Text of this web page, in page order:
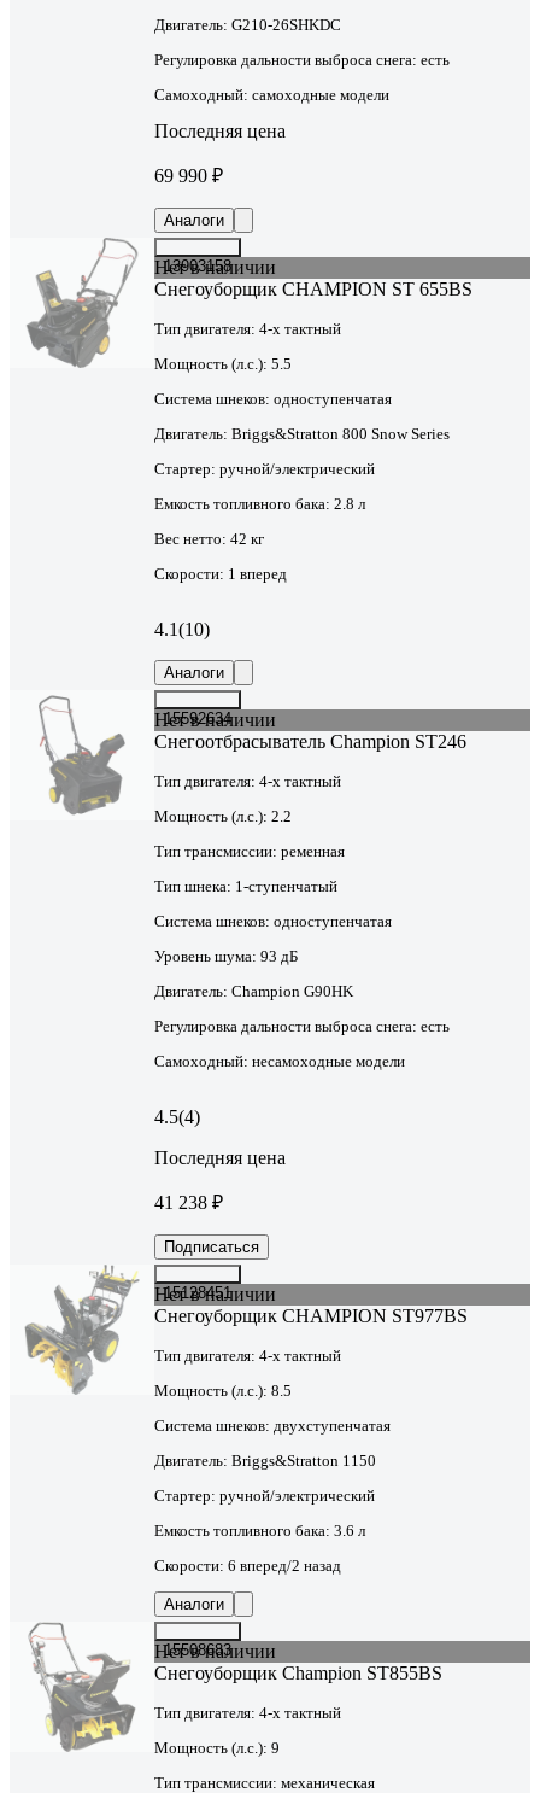
Двигатель: G210-26SHKDC
Регулировка дальности выброса снега: есть
Самоходный: самоходные модели
Последняя цена
69 990 ₽
Аналоги
13903158
Нет в наличии
Снегоуборщик CHAMPION ST 655BS
Тип двигателя: 4-х тактный
Мощность (л.с.): 5.5
Система шнеков: одноступенчатая
Двигатель: Briggs&Stratton 800 Snow Series
Стартер: ручной/электрический
Емкость топливного бака: 2.8 л
Вес нетто: 42 кг
Скорости: 1 вперед
4.1(10)
Аналоги
15592634
Нет в наличии
Снегоотбрасыватель Champion ST246
Тип двигателя: 4-х тактный
Мощность (л.с.): 2.2
Тип трансмиссии: ременная
Тип шнека: 1-ступенчатый
Система шнеков: одноступенчатая
Уровень шума: 93 дБ
Двигатель: Champion G90HK
Регулировка дальности выброса снега: есть
Самоходный: несамоходные модели
4.5(4)
Последняя цена
41 238 ₽
Подписаться
15128451
Нет в наличии
Снегоуборщик CHAMPION ST977BS
Тип двигателя: 4-х тактный
Мощность (л.с.): 8.5
Система шнеков: двухступенчатая
Двигатель: Briggs&Stratton 1150
Стартер: ручной/электрический
Емкость топливного бака: 3.6 л
Скорости: 6 вперед/2 назад
Аналоги
15508683
Нет в наличии
Снегоуборщик Champion ST855BS
Тип двигателя: 4-х тактный
Мощность (л.с.): 9
Тип трансмиссии: механическая